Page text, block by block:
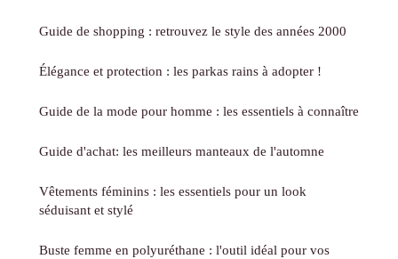
Guide de shopping : retrouvez le style des années 2000
Élégance et protection : les parkas rains à adopter !
Guide de la mode pour homme : les essentiels à connaître
Guide d'achat: les meilleurs manteaux de l'automne
Vêtements féminins : les essentiels pour un look
séduisant et stylé
Buste femme en polyuréthane : l'outil idéal pour vos